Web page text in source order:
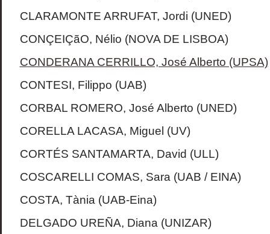
CLARAMONTE ARRUFAT, Jordi (UNED)
CONÇEIÇãO, Nélio (NOVA DE LISBOA)
CONDERANA CERRILLO, José Alberto (UPSA)
CONTESI, Filippo (UAB)
CORBAL ROMERO, José Alberto (UNED)
CORELLA LACASA, Miguel (UV)
CORTÉS SANTAMARTA, David (ULL)
COSCARELLI COMAS, Sara (UAB / EINA)
COSTA, Tània (UAB-Eina)
DELGADO UREÑA, Diana (UNIZAR)